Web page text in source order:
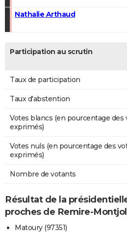
Nathalie Arthaud
Participation au scrutin
Taux de participation
Taux d'abstention
Votes blancs (en pourcentage des
exprimés)
Votes nuls (en pourcentage des
exprimés)
Nombre de votants
Résultat de la
proches de Remire-
Matoury (97351)